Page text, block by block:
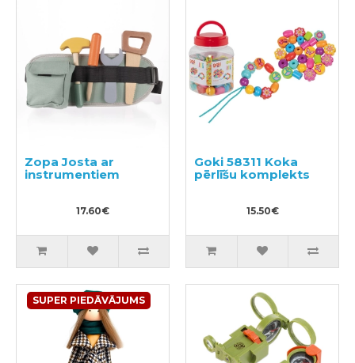
Zopa Josta ar
instrumentiem
17.60€
Goki 58311 Koka
pērlīšu komplekts
15.50€
SUPER PIEDĀVĀJUMS